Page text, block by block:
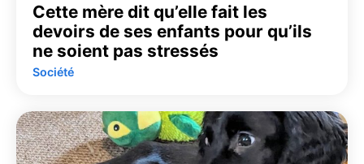
Cette mère dit qu’elle fait les
devoirs de ses enfants pour qu’ils
ne soient pas stressés
Société